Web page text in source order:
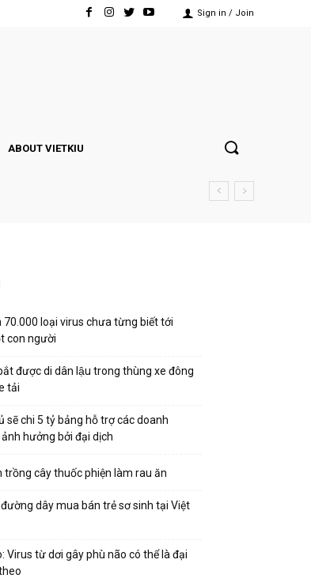
Sign in / Join
ABOUT VIETKIU
70.000 loại virus chưa từng biết tới
con người
được di dân lậu trong thùng xe đông
tải
sẽ chi 5 tỷ bảng hỗ trợ các doanh
hưởng bởi đại dịch
trồng cây thuốc phiện làm rau ăn
dây mua bán trẻ sơ sinh tại Việt
Virus từ dơi gây phù não có thể là đại